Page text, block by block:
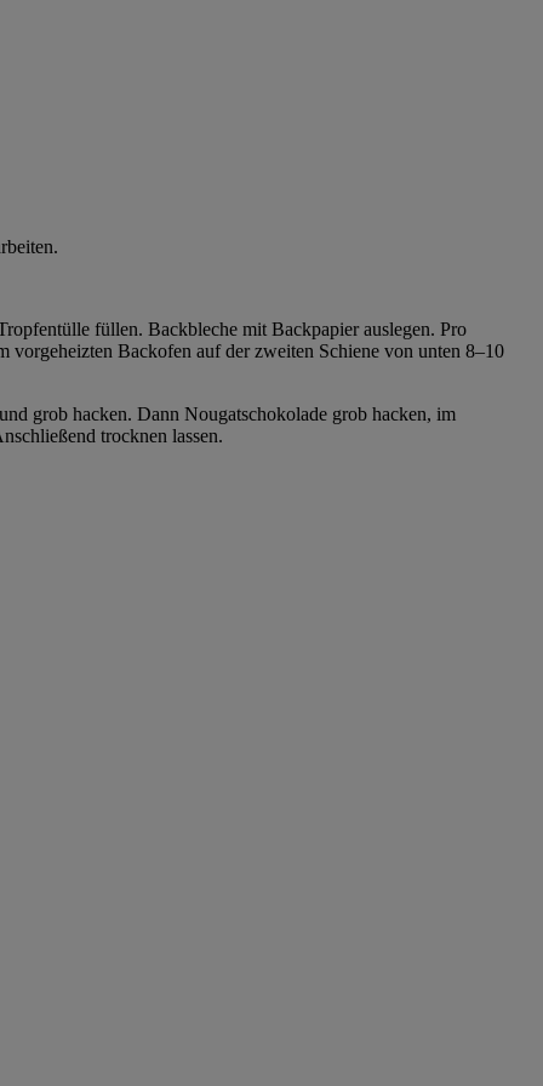
füllen. Backbleche mit Backpapier auslegen. Pro
vorgeheizten Backofen auf der zweiten Schiene von unten 8–10
grob hacken. Dann Nougatschokolade grob hacken, im
trocknen lassen.